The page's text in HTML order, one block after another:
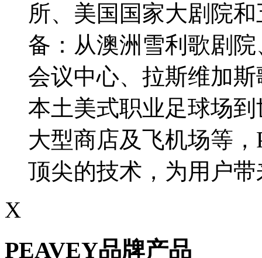
所、美国国家大剧院
备：从澳洲雪利歌剧
会议中心、拉斯维加
本土美式职业足球场
大型商店及飞机场等
顶尖的技术，为用户
X
PEAVEY品牌产品